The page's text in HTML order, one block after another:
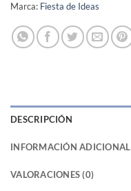
Marca: Fiesta de Ideas
DESCRIPCIÓN
INFORMACIÓN ADICIONAL
VALORACIONES (0)